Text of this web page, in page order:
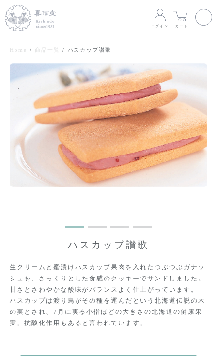
ログイン カート
Home 商品一覧 ハスカップ讃歌
ハスカップ讃歌
生クリームと蜜漬けハスカップ果肉を入れたつぶつぶガナッ
シュを、さっくりとした食感のクッキーでサンドしました。
甘さとさわやかな酸味がバランスよく仕上がっています。
ハスカップは渡り鳥がその種を運んだという北海道伝説の木
の実とされ、7月に実る小指ほどの大きさの北海道の健康果
実。抗酸化作用もあると言われています。